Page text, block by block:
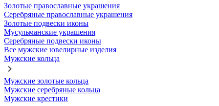
Золотые православные украшения
Серебряные православные украшения
Золотые подвески иконы
Мусульманские украшения
Серебряные подвески иконы
Все мужские ювелирные изделия
Мужские кольца
Мужские золотые кольца
Мужские серебряные кольца
Мужские крестики